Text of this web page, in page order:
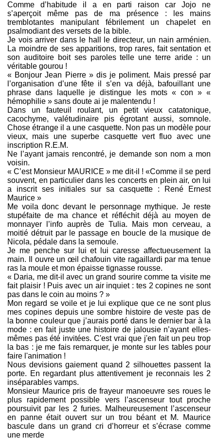
Comme d’habitude il a en parti raison car Jojo ne
s’aperçoit même pas de ma présence : les mains
tremblotantes manipulant fébrilement un chapelet en
psalmodiant des versets de la bible.
Je vois arriver dans le hall le directeur, un nain arménien.
La moindre de ses apparitions, trop rares, fait sentation et
son auditoire boit ses paroles telle une terre aride : un
véritable gourou !
« Bonjour Jean Pierre » dis je poliment. Mais pressé par
l’organisation d’une fête il s’en va déjà, bafouillant une
phrase dans laquelle je distingue les mots « con » «
hémophilie » sans doute ai je malentendu !
Dans un fauteuil roulant, un petit vieux catatonique,
cacochyme, valétudinaire pis égrotant aussi, somnole.
Chose étrange il a une casquette. Non pas un modèle pour
vieux, mais une superbe casquette vert fluo avec une
inscription R.E.M.
Ne l’ayant jamais rencontré, je demande son nom a mon
voisin.
« C’est Monsieur MAURICE » me dit-il ! «Comme il se perd
souvent, en particulier dans les concerts en plein air, on lui
a inscrit ses initiales sur sa casquette : René Ernest
Maurice »
Me voila donc devant le personnage mythique. Je reste
stupéfaite de ma chance et réfléchit déjà au moyen de
monnayer l’info auprès de Tulia. Mais mon cerveau, a
moitié détruit par le passage en boucle de la musique de
Nicola, pédale dans la semoule.
Je me penche sur lui et lui caresse affectueusement la
main. Il ouvre un œil chafouin vite ragaillardi par ma tenue
ras la moule et mon épaisse tignasse rousse.
« Daria, me dit-il avec un grand sourire comme ta visite me
fait plaisir ! Puis avec un air inquiet : tes 2 copines ne sont
pas dans le coin au moins ? »
Mon regard se voile et je lui explique que ce ne sont plus
mes copines depuis une sombre histoire de veste pas de
la bonne couleur que j’aurais porté dans le dernier bar à la
mode : en fait juste une histoire de jalousie n’ayant elles-
mêmes pas été invitées. C'est vrai que j'en fait un peu trop
la bas : je me fais remarquer, je monte sur les tables pour
faire l'animation !
Nous devisions gaiement quand 2 silhouettes passent la
porte. En regardant plus attentivement je reconnais les 2
inséparables vamps.
Monsieur Maurice pris de frayeur manoeuvre ses roues le
plus rapidement possible vers l’ascenseur tout proche
poursuivit par les 2 furies. Malheureusement l’ascenseur
en panne était ouvert sur un trou béant et M. Maurice
bascule dans un grand cri d’horreur et s’écrase comme
une merde